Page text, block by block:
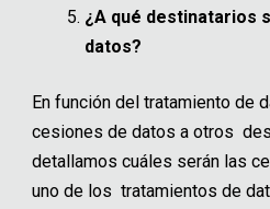
¿A qué destinatarios
datos?
En función del tratamiento de
cesiones de datos a otros
detallamos cuáles serán las
uno de los tratamientos de